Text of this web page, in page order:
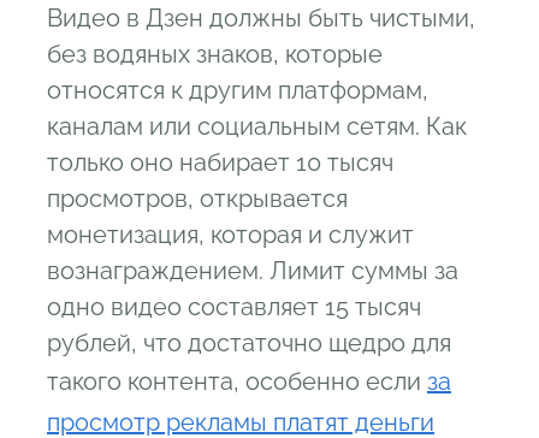
Видео в Дзен должны быть чистыми,
без водяных знаков, которые
относятся к другим платформам,
каналам или социальным сетям. Как
только оно набирает 10 тысяч
просмотров, открывается
монетизация, которая и служит
вознаграждением. Лимит суммы за
одно видео составляет 15 тысяч
рублей, что достаточно щедро для
такого контента, особенно если за
просмотр рекламы платят деньги